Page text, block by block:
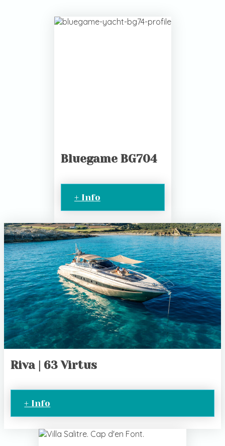
Bluegame BG704
+ Info
Riva | 63 Virtus
+ Info